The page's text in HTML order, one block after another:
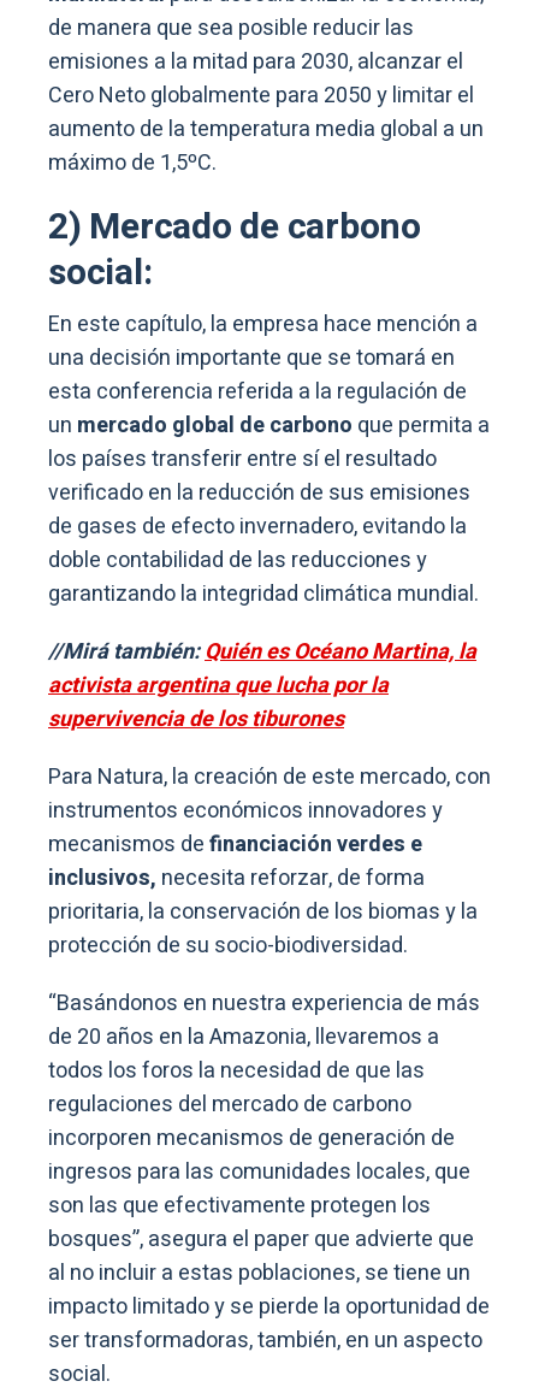
de manera que sea posible reducir las
emisiones a la mitad para 2030, alcanzar el
Cero Neto globalmente para 2050 y limitar el
aumento de la temperatura media global a un
máximo de 1,5ºC.
2) Mercado de carbono
social:
En este capítulo, la empresa hace mención a
una decisión importante que se tomará en
esta conferencia referida a la regulación de
un mercado global de carbono que permita a
los países transferir entre sí el resultado
verificado en la reducción de sus emisiones
de gases de efecto invernadero, evitando la
doble contabilidad de las reducciones y
garantizando la integridad climática mundial.
//Mirá también:Quién es Océano Martina, la
activista argentina que lucha por la
supervivencia de los tiburones
Para Natura, la creación de este mercado, con
instrumentos económicos innovadores y
mecanismos definanciación verdes e
inclusivos, necesita reforzar, de forma
prioritaria, la conservación de los biomas y la
protección de su socio-biodiversidad.
“Basándonos en nuestra experiencia de más
de 20 años en la Amazonia, llevaremos a
todos los foros la necesidad de que las
regulaciones del mercado de carbono
incorporen mecanismos de generación de
ingresos para las comunidades locales, que
son las que efectivamente protegen los
bosques”, asegura el paper que advierte que
al no incluir a estas poblaciones, se tiene un
impacto limitado y se pierde la oportunidad de
ser transformadoras, también, en un aspecto
social.